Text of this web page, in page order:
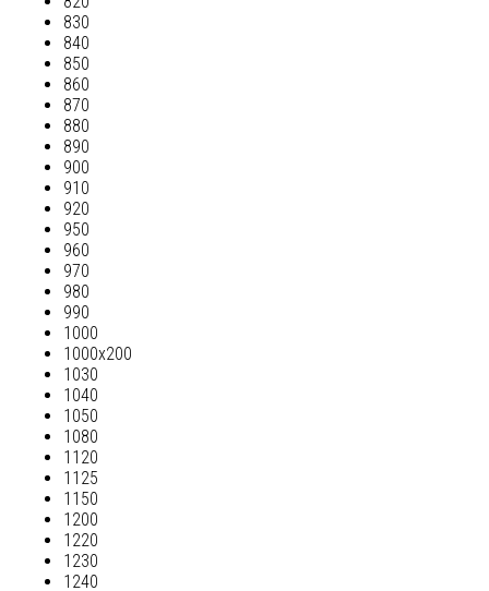
830
840
850
860
870
880
890
900
910
920
950
960
970
980
990
1000
1000х200
1030
1040
1050
1080
1120
1125
1150
1200
1220
1230
1240